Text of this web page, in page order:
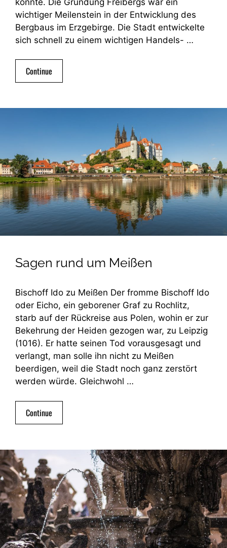
wichtiger Meilenstein in der Entwicklung des
Bergbaus im Erzgebirge. Die Stadt entwickelte
sich schnell zu einem wichtigen Handels- …
Continue
Sagen rund um Meißen
Bischoff Ido zu Meißen Der fromme Bischoff Ido
oder Eicho, ein geborener Graf zu Rochlitz,
starb auf der Rückreise aus Polen, wohin er zur
Bekehrung der Heiden gezogen war, zu Leipzig
(1016). Er hatte seinen Tod vorausgesagt und
verlangt, man solle ihn nicht zu Meißen
beerdigen, weil die Stadt noch ganz zerstört
werden würde. Gleichwohl …
Continue